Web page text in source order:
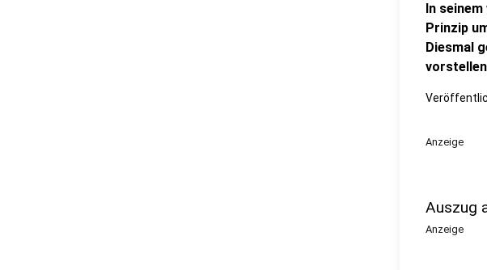
In
Prinzip
Diesmal
Anzeige
Auszug
Anzeige